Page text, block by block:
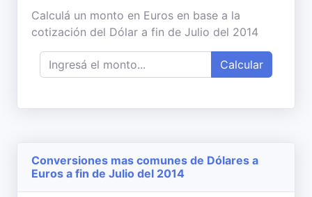
Calculá un monto en Euros en base a la
cotización del Dólar a fin de Julio del 2014
Calcular
Conversiones mas comunes de Dólares a
Euros a fin de Julio del 2014